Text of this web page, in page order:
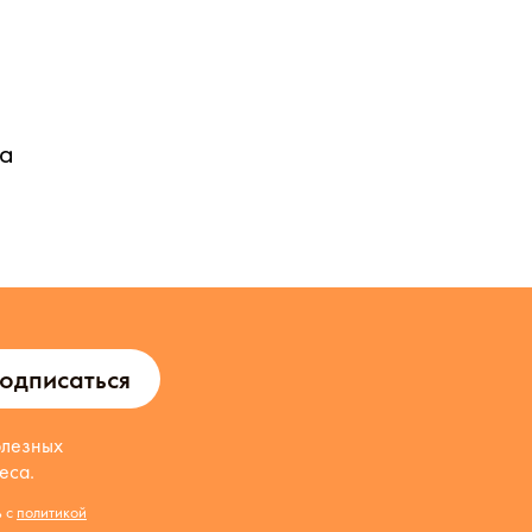
с политикой